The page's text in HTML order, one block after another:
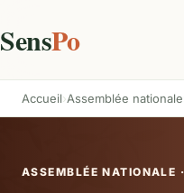
SensPo
Accueil Assemblée nationale
ASSEMBLÉE NATIONALE